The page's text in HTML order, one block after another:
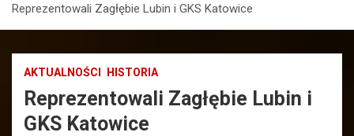
Reprezentowali Zagłębie Lubin i GKS Katowice
AKTUALNOŚCI HISTORIA
Reprezentowali Zagłębie Lubin i
GKS Katowice